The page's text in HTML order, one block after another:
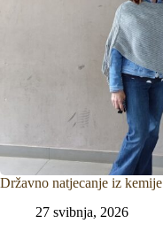
Državno natjecanje iz kemije
27 svibnja, 2026